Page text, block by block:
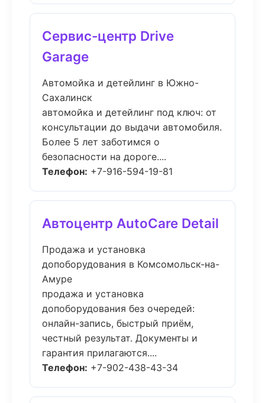
Сервис-центр Drive
Garage
Автомойка и детейлинг в Южно-
Сахалинск
автомойка и детейлинг под ключ: от
консультации до выдачи автомобиля.
Более 5 лет заботимся о
безопасности на дороге....
Телефон: +7-916-594-19-81
Автоцентр AutoCare Detail
Продажа и установка
допоборудования в Комсомольск-на-
Амуре
продажа и установка
допоборудования без очередей:
онлайн-запись, быстрый приём,
честный результат. Документы и
гарантия прилагаются....
Телефон: +7-902-438-43-34